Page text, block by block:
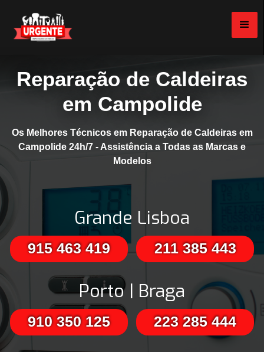
Reparação de Caldeiras
em Campolide
Os Melhores Técnicos em Reparação de Caldeiras em
Campolide 24h/7 - Assistência a Todas as Marcas e
Modelos
Grande Lisboa
915 463 419 211 385 443
Porto | Braga
910 350 125 223 285 444